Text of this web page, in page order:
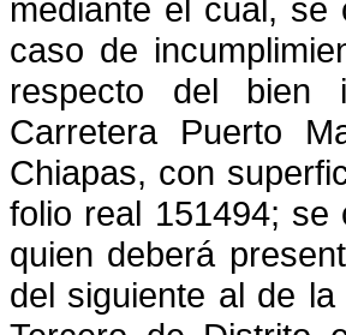
mediante el cual, se
caso de
respecto del bien
Carretera Puerto
Chiapas, con
folio real 151494; se
quien deberá
del siguiente al de